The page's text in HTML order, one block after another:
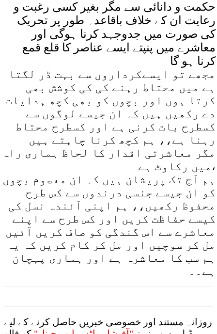
حکمت و دانائی سے مگر بغیر کسی رغبت و
رعایت ان کے خلاف باقاعدہ طور پر تحریک
کی صورت میں جدوجہد کرنا ہوگی اور
معاشرے میں پنپتے ایسے عناصر کا قلع قمع
کرنا ہو گا
مجھے تو ایسےکرداروں سے بہت ڈر لگتا
ہے میں محتاط رہنے کی کی کوشش بھی
کرتا ہوں اور بچوں کو بھی کچھ ہدایات
دے رکھیں ہیں کہ ان جیسے لوگوں سے
کسطرح بات کرنی ہے اور کسطرح محتاط
رہنا ہے،، ہم کچھ کرنا چاہتے ہیں
مگر معاشرتی اقدار کا لحاظ ہماری راہ
میں رکاوٹ ہے،
ہم آج تک پریشان ہیں کہ ان معصوم بچوں
کو ان جیسے جنسی درندوں سے کس طرح
محفوظ رکھیں،، ہم اپنی آئندہ نسل کی
کیسے حفاظت کریں اور کس طرح سے اپنے
معاشرے سے اس گندگی کو صاف کریں آئیں
مل کر سوچیں اور مل کر کام کریں کہ یہ
ہم سب کا معاشرہ ہے اور ہماری پہچان
ہے۔۔
روزانہ مستند اور خصوصی خبریں حاصل کرنے کے لیے